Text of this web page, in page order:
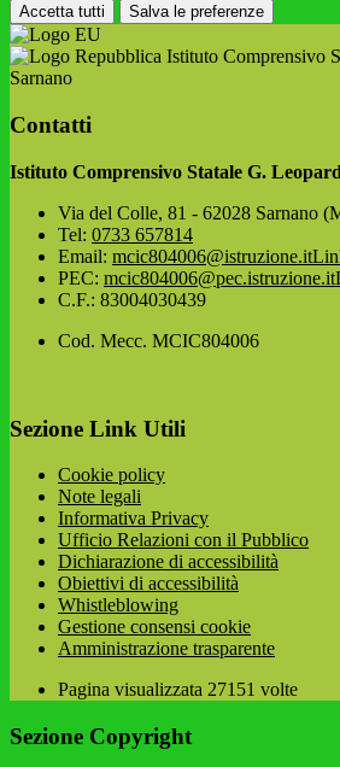
Accetta tutti Salva le preferenze
Istituto Comprensivo
Sarnano
Contatti
Istituto Comprensivo Statale G.
Via del Colle, 81 - 62028 Sarnano
Tel: 0733 657814
Email: mcic804006@istruzione.it
PEC: mcic804006@pec.istruzione.it
C.F.: 83004030439
Cod. Mecc. MCIC804006
Sezione Link Utili
Cookie policy
Note legali
Informativa Privacy
Ufficio Relazioni con il Pubblico
Dichiarazione di accessibilità
Obiettivi di accessibilità
Whistleblowing
Gestione consensi cookie
Amministrazione trasparente
Pagina visualizzata 27151 volte
Sezione Copyright